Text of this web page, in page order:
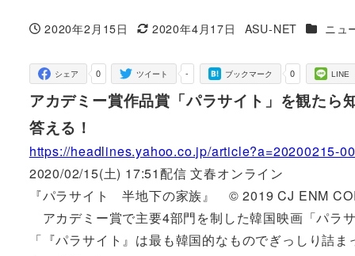
投稿日
2020年2月15日
更新日
2020年4月17日
著
ASU-NET カテゴリ
ニュ
0
シェア -
ツイート 0
ブックマーク LINE
アカデミー賞作品賞「パラサイト」を観た
答える！
https://headlines.yahoo.co.jp/article?a=20200215-
2020/02/15(土) 17:51配信 文春オンライン
『パラサイト 半地下の家族』 © 2019 CJ ENM
アカデミー賞で主要4部門を制した韓国映画「パ
「『パラサイト』は最も韓国的なものでぎっしり詰